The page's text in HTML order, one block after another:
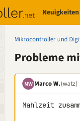
Neuigkeiten
Mikrocontroller und
Probleme
MW Marco W.(watz)
Mahlzeit